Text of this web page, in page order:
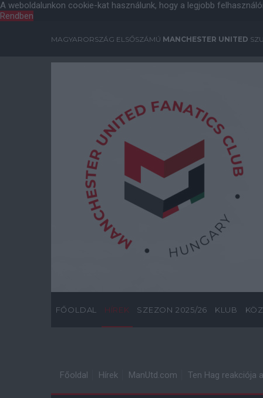
A weboldalunkon cookie-kat használunk, hogy a legjobb
Rendben
MAGYARORSZÁG ELSŐSZÁMÚ MANCHESTER UNITED
FŐOLDAL HÍREK SZEZON 2025/26 KLUB
Főoldal Hírek ManUtd.com Ten Hag reakciója